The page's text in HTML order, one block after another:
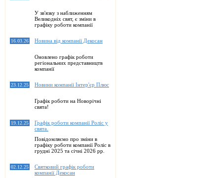
У зв'язку з наближенням
Великодніх свят, є зміни в
графіку роботи компанії
16.03.26 Новина від компанії Декосан
Оновлено графік роботи
регіональних представництв
компанії
23.12.25 Новини компанії Інтер'єр Плюс
Графік роботи на Новорічні
свята!
19.12.25
Графік роботи компанії Роліс у
свята.
Повідомляємо про зміни в
графіку роботи компанії Роліс в
грудні 2025 та січні 2026 рр.
02.12.25
Святковий графік роботи
компанії Декосан